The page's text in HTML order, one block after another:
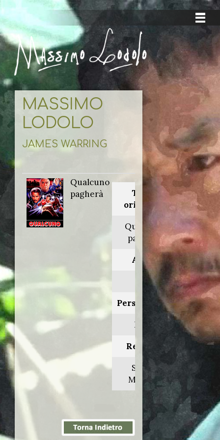
MASSIMO
LODOLO
JAMES WARRING
Qualcuno
pagherà
Titolo
originale:
Qualcuno
pagherà
Anno:
1988
Personaggio:
Eddy
Regia di:
Sergio
Martino